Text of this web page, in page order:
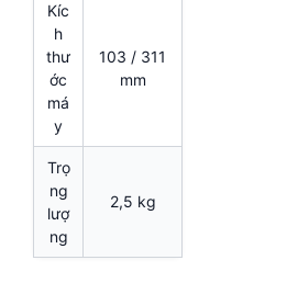
Kíc
h
thư
ớc
má
y
103 / 311
mm
Trọ
ng
lượ
ng
2,5 kg